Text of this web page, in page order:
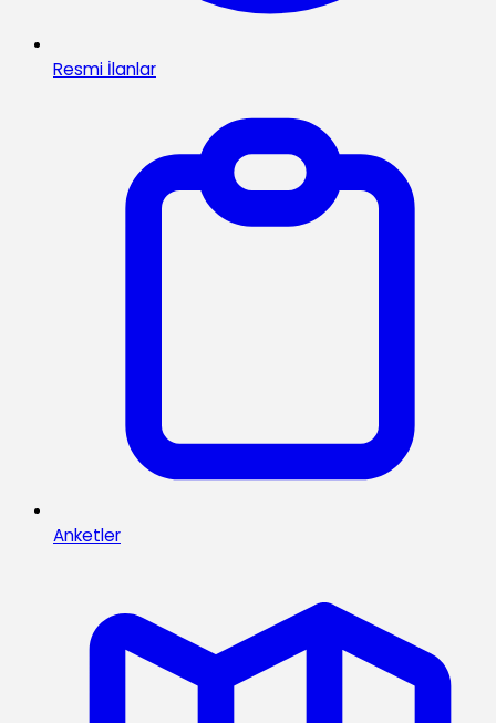
Resmi İlanlar
Anketler